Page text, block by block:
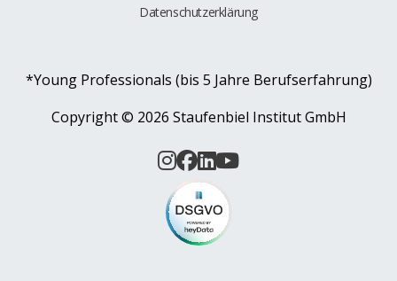
Datenschutzerklärung
*Young Professionals (bis 5 Jahre Berufserfahrung)
Copyright © 2026 Staufenbiel Institut GmbH